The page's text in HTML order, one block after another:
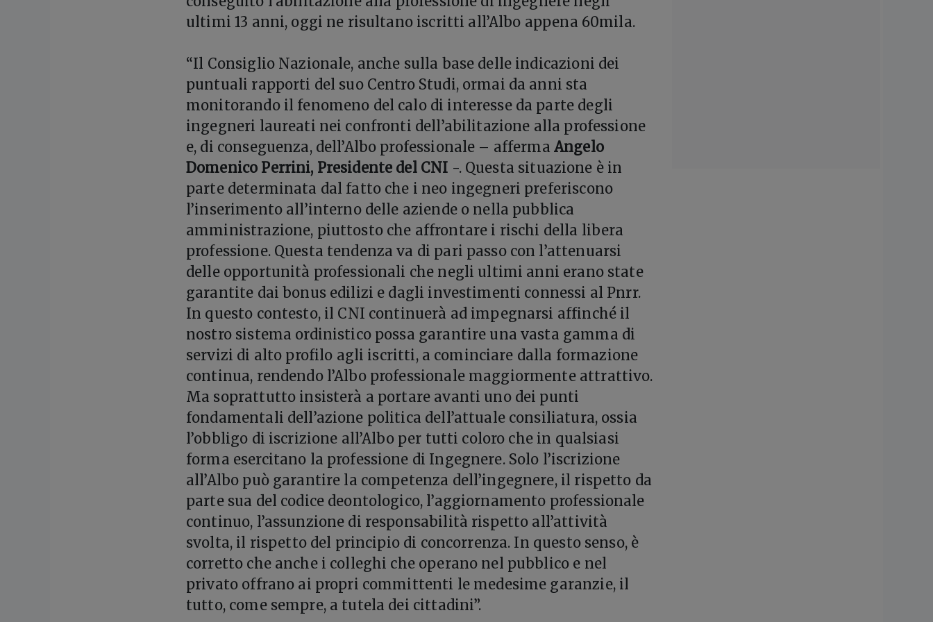
ultimi 13 anni, oggi ne risultano iscritti all’Albo appena 60mila.
“Il Consiglio Nazionale, anche sulla base delle indicazioni dei
puntuali rapporti del suo Centro Studi, ormai da anni sta
monitorando il fenomeno del calo di interesse da parte degli
ingegneri laureati nei confronti dell’abilitazione alla professione
e, di conseguenza, dell’Albo professionale – afferma Angelo
Domenico Perrini, Presidente del CNI -. Questa situazione è in
parte determinata dal fatto che i neo ingegneri preferiscono
l’inserimento all’interno delle aziende o nella pubblica
amministrazione, piuttosto che affrontare i rischi della libera
professione. Questa tendenza va di pari passo con l’attenuarsi
delle opportunità professionali che negli ultimi anni erano state
garantite dai bonus edilizi e dagli investimenti connessi al Pnrr.
In questo contesto, il CNI continuerà ad impegnarsi affinché il
nostro sistema ordinistico possa garantire una vasta gamma di
servizi di alto profilo agli iscritti, a cominciare dalla formazione
continua, rendendo l’Albo professionale maggiormente attrattivo.
Ma soprattutto insisterà a portare avanti uno dei punti
fondamentali dell’azione politica dell’attuale consiliatura, ossia
l’obbligo di iscrizione all’Albo per tutti coloro che in qualsiasi
forma esercitano la professione di Ingegnere. Solo l’iscrizione
all’Albo può garantire la competenza dell’ingegnere, il rispetto da
parte sua del codice deontologico, l’aggiornamento professionale
continuo, l’assunzione di responsabilità rispetto all’attività
svolta, il rispetto del principio di concorrenza. In questo senso, è
corretto che anche i colleghi che operano nel pubblico e nel
privato offrano ai propri committenti le medesime garanzie, il
tutto, come sempre, a tutela dei cittadini”.